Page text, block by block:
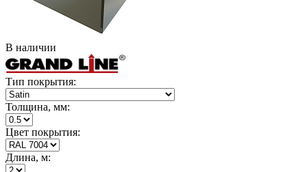
В наличии
Тип покрытия:
Толщина, мм:
Цвет покрытия:
Длина, м: